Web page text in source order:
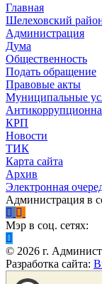
Главная
Шелеховский
Администрация
Дума
Общественность
Подать обращение
Правовые акты
Муниципальные
КРП
Новости
ТИК
Карта сайта
Архив
Электронная
Администрация в
Мэр в соц. сетях:
© 2026 г.
Разработка сайта: